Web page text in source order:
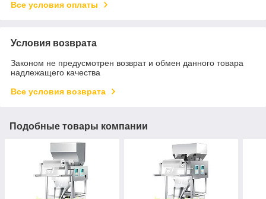
Все условия оплаты
Условия возврата
Законом не предусмотрен возврат и обмен данного товара
надлежащего качества
Все условия возврата
Подобные товары компании